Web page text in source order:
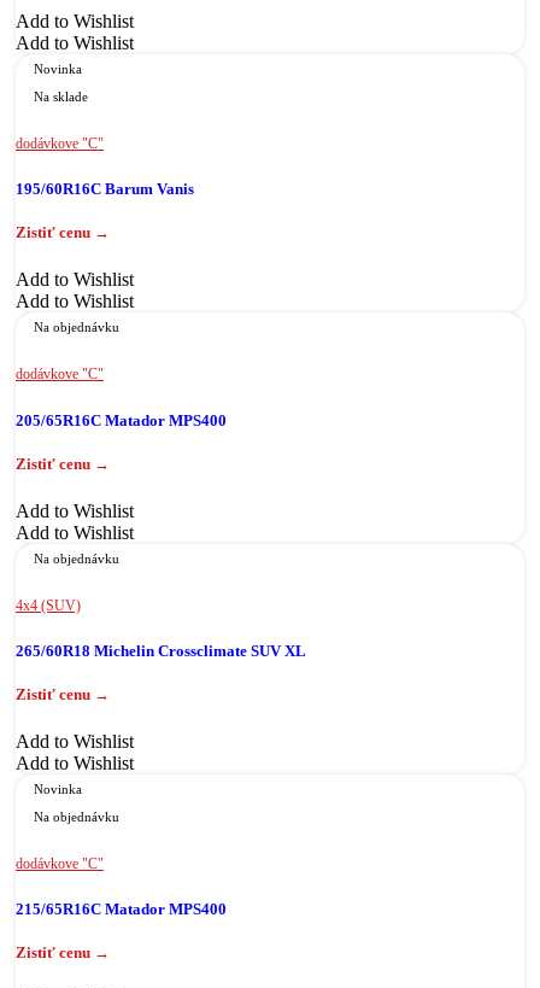
Add to Wishlist
Add to Wishlist
Novinka
Na sklade
dodávkove "C"
195/60R16C Barum Vanis
Add to Wishlist
Add to Wishlist
Na objednávku
dodávkove "C"
205/65R16C Matador MPS400
Add to Wishlist
Add to Wishlist
Na objednávku
4x4 (SUV)
265/60R18 Michelin Crossclimate SUV XL
Add to Wishlist
Add to Wishlist
Novinka
Na objednávku
dodávkove "C"
215/65R16C Matador MPS400